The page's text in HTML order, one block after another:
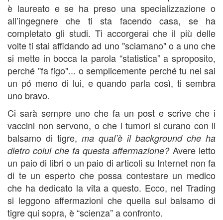
è laureato e se ha preso una specializzazione o
all’ingegnere che ti sta facendo casa, se ha
completato gli studi. Ti accorgerai che il più delle
volte ti stai affidando ad uno "sciamano" o a uno che
si mette in bocca la parola “statistica” a sproposito,
perché "fa figo"... o semplicemente perché tu nei sai
un pó meno di lui, e quando parla così, ti sembra
uno bravo.
Ci sarà sempre uno che fa un post e scrive che i
vaccini non servono, o che i tumori si curano con il
balsamo di tigre, ma qual’è il background che ha
dietro colui che fa questa affermazione?Avere letto
un paio di libri o un paio di articoli su Internet non fa
di te un esperto che possa contestare un medico
che ha dedicato la vita a questo. Ecco, nel Trading
si leggono affermazioni che quella sul balsamo di
tigre qui sopra, è “scienza” a confronto.